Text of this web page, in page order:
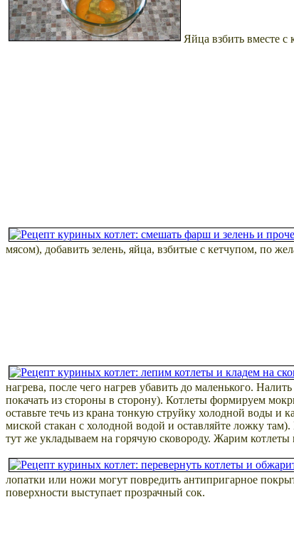
Яйца взбить вместе
мясом), добавить зелень, яйца, взбитые с кетчупом, по
нагрева, после чего нагрев убавить до маленького.
покачать из стороны в сторону). Котлеты формируем
оставьте течь из крана тонкую струйку холодной воды и
миской стакан с холодной водой и оставляйте ложку
тут же укладываем на горячую сковороду. Жарим
лопатки или ножи могут повредить антипригарное
поверхности выступает прозрачный сок.